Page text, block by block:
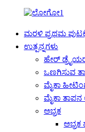
ಮರಳಿ ಪ್ರಥಮ
ಉತ್ಪನ್ನಗಳು
ಹೇರ್
ಒಣಗಿಸುವ
ಮೈಕಾ
ಮೈಕಾ ತಾಪನ
ಅಭ್ರಕ
ಅಭ್ರಕ